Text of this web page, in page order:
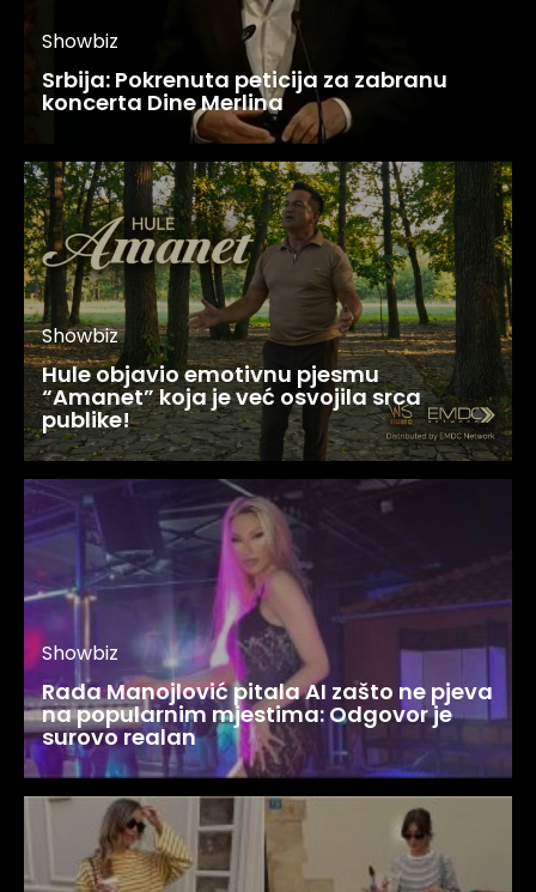
Showbiz
Srbija: Pokrenuta peticija za zabranu
koncerta Dine Merlina
Showbiz
Hule objavio emotivnu pjesmu
“Amanet” koja je već osvojila srca
publike!
Showbiz
Rada Manojlović pitala AI zašto ne pjeva
na popularnim mjestima: Odgovor je
surovo realan